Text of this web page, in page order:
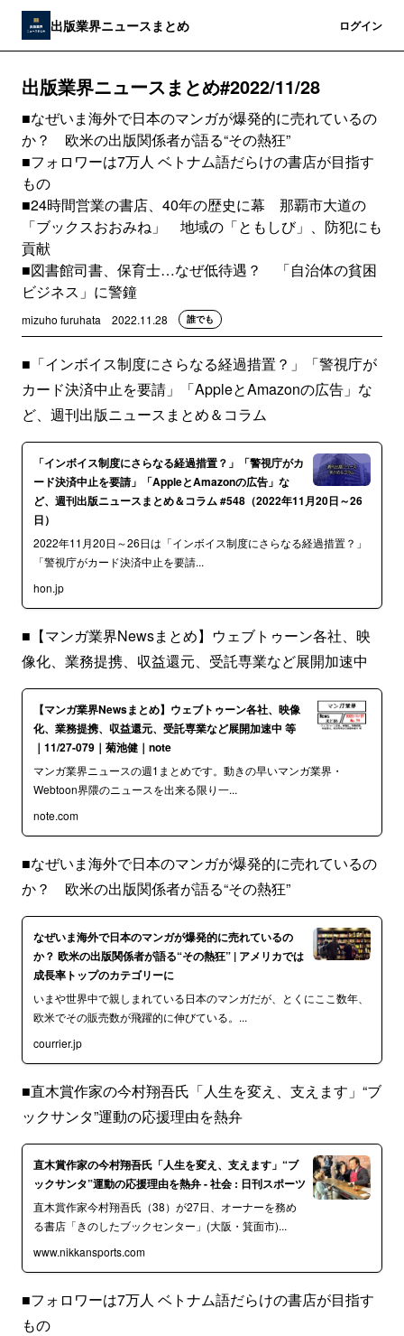
出版業界ニュースまとめ ログイン
出版業界ニュースまとめ#2022/11/28
■なぜいま海外で日本のマンガが爆発的に売れているの
か？ 欧米の出版関係者が語る“その熱狂”
■フォロワーは7万人 ベトナム語だらけの書店が目指す
もの
■24時間営業の書店、40年の歴史に幕 那覇市大道の
「ブックスおおみね」 地域の「ともしび」、防犯にも
貢献
■図書館司書、保育士…なぜ低待遇？ 「自治体の貧困
ビジネス」に警鐘
mizuho furuhata 2022.11.28 誰でも
■「インボイス制度にさらなる経過措置？」「警視庁が
カード決済中止を要請」「AppleとAmazonの広告」な
ど、週刊出版ニュースまとめ＆コラム
「インボイス制度にさらなる経過措置？」「警視庁がカ
ード決済中止を要請」「AppleとAmazonの広告」な
ど、週刊出版ニュースまとめ＆コラム #548（2022年11月20日～26
日）
2022年11月20日～26日は「インボイス制度にさらなる経過措置？」
「警視庁がカード決済中止を要請...
hon.jp
■【マンガ業界Newsまとめ】ウェブトゥーン各社、映
像化、業務提携、収益還元、受託専業など展開加速中
【マンガ業界Newsまとめ】ウェブトゥーン各社、映像
化、業務提携、収益還元、受託専業など展開加速中 等
｜11/27-079｜菊池健｜note
マンガ業界ニュースの週1まとめです。動きの早いマンガ業界・
Webtoon界隈のニュースを出来る限り一...
note.com
■なぜいま海外で日本のマンガが爆発的に売れているの
か？ 欧米の出版関係者が語る“その熱狂”
なぜいま海外で日本のマンガが爆発的に売れているの
か？ 欧米の出版関係者が語る“その熱狂” | アメリカでは
成長率トップのカテゴリーに
いまや世界中で親しまれている日本のマンガだが、とくにここ数年、
欧米でその販売数が飛躍的に伸びている。...
courrier.jp
■直木賞作家の今村翔吾氏「人生を変え、支えます」“ブ
ックサンタ”運動の応援理由を熱弁
直木賞作家の今村翔吾氏「人生を変え、支えます」“ブ
ックサンタ”運動の応援理由を熱弁 - 社会 : 日刊スポーツ
直木賞作家今村翔吾氏（38）が27日、オーナーを務め
る書店「きのしたブックセンター」(大阪・箕面市)...
www.nikkansports.com
■フォロワーは7万人 ベトナム語だらけの書店が目指す
もの